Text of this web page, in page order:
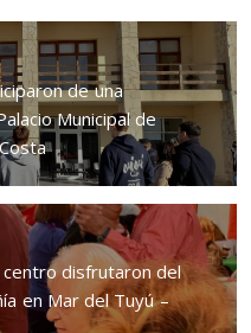
de una
Municipal de
centro disfrutaron del
en Mar del Tuyú –